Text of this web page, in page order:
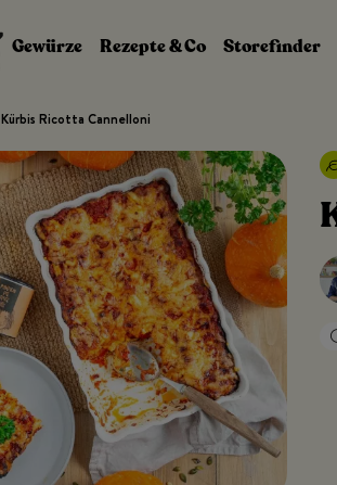
Gewürze
Rezepte & Co Storefinder
Kürbis Ricotta Cannelloni